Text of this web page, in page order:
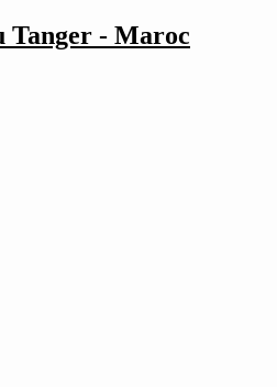
Tanger - Maroc